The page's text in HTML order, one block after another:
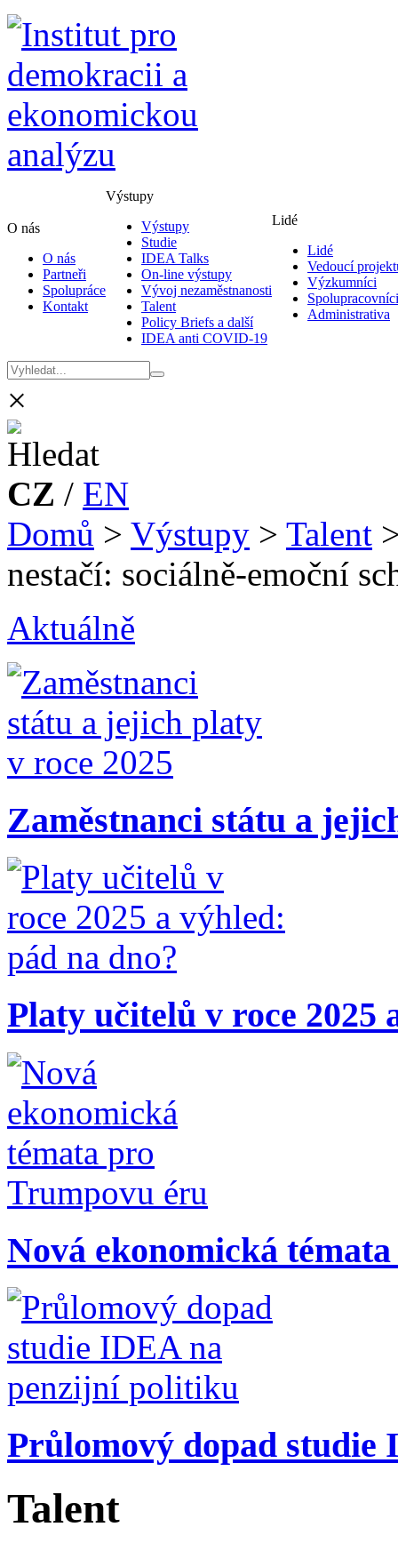
O nás
O nás
Partneři
Spolupráce
Kontakt
Výstupy
Výstupy
Studie
IDEA Talks
On-line výstupy
Vývoj nezaměstnanosti
Talent
Policy Briefs a další
IDEA anti COVID-19
Lidé
Lidé
Vedoucí
Výzkumníci
Spolupracovníci
Administrativa
×
CZ / EN
Domů > Výstupy > Talent
nestačí: sociálně-emoční
Aktuálně
Zaměstnanci státu a
Platy učitelů v roce 2025
Nová ekonomická
Průlomový dopad
Talent